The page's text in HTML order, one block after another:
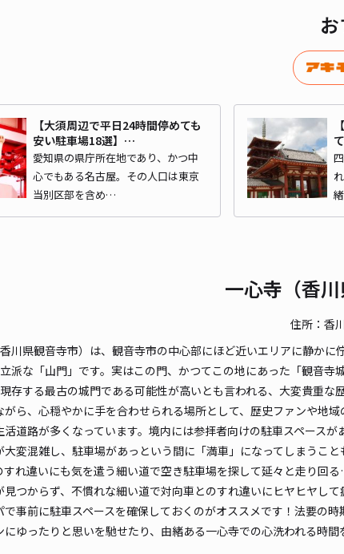
【大須周辺で平日24時間停めても
安い駐車場18選】…
愛知県の県庁所在地であり、かつ中
心でもある名古屋。その人口は東京
当別区部を含め…
一心寺（香
住所：香
川県観音寺市）は、観音寺市の中心部にほど近いエリアに静か
派な「山門」です。実はこの門、かつてこの地にあった「観音
存する最古の城門である可能性が高いとも言われる、大変貴重
がら、心穏やかに手を合わせられる場所として、歴史ファンや地
活道路が多くなっています。境内には参拝者向けの駐車スペース
大変混雑し、駐車場があっという間に「満車」になってしまうこ
すれ違いにも気を遣う細い道で空き駐車場を探して延々と走り
見つからず、不慣れな細い道で対向車とのすれ違いにヒヤヒヤ
で事前に駐車スペースを確保しておくのがオススメです！法要の
にゆったりと思いを馳せたり、由緒ある一心寺での心洗われる時